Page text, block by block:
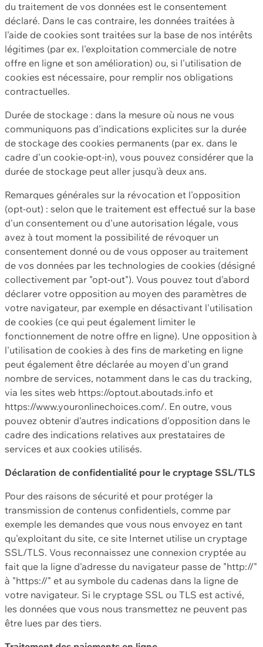
du traitement de vos données est le consentement
déclaré. Dans le cas contraire, les données traitées à
l'aide de cookies sont traitées sur la base de nos intérêts
légitimes (par ex. l'exploitation commerciale de notre
offre en ligne et son amélioration) ou, si l'utilisation de
cookies est nécessaire, pour remplir nos obligations
contractuelles.
Durée de stockage : dans la mesure où nous ne vous
communiquons pas d'indications explicites sur la durée
de stockage des cookies permanents (par ex. dans le
cadre d'un cookie-opt-in), vous pouvez considérer que la
durée de stockage peut aller jusqu'à deux ans.
Remarques générales sur la révocation et l'opposition
(opt-out) : selon que le traitement est effectué sur la base
d'un consentement ou d'une autorisation légale, vous
avez à tout moment la possibilité de révoquer un
consentement donné ou de vous opposer au traitement
de vos données par les technologies de cookies (désigné
collectivement par "opt-out"). Vous pouvez tout d'abord
déclarer votre opposition au moyen des paramètres de
votre navigateur, par exemple en désactivant l'utilisation
de cookies (ce qui peut également limiter le
fonctionnement de notre offre en ligne). Une opposition à
l'utilisation de cookies à des fins de marketing en ligne
peut également être déclarée au moyen d'un grand
nombre de services, notamment dans le cas du tracking,
via les sites web https://optout.aboutads.info et
https://www.youronlinechoices.com/. En outre, vous
pouvez obtenir d'autres indications d'opposition dans le
cadre des indications relatives aux prestataires de
services et aux cookies utilisés.
Déclaration de confidentialité pour le cryptage SSL/TLS
Pour des raisons de sécurité et pour protéger la
transmission de contenus confidentiels, comme par
exemple les demandes que vous nous envoyez en tant
qu'exploitant du site, ce site Internet utilise un cryptage
SSL/TLS. Vous reconnaissez une connexion cryptée au
fait que la ligne d'adresse du navigateur passe de "http://"
à "https://" et au symbole du cadenas dans la ligne de
votre navigateur. Si le cryptage SSL ou TLS est activé,
les données que vous nous transmettez ne peuvent pas
être lues par des tiers.